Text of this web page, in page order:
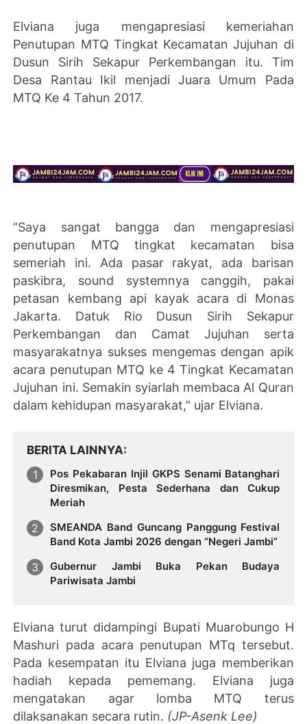
Elviana juga mengapresiasi kemeriahan
Penutupan MTQ Tingkat Kecamatan Jujuhan di
Dusun Sirih Sekapur Perkembangan itu. Tim
Desa Rantau Ikil menjadi Juara Umum Pada
MTQ Ke 4 Tahun 2017.
“Saya sangat bangga dan mengapresiasi
penutupan MTQ tingkat kecamatan bisa
semeriah ini. Ada pasar rakyat, ada barisan
paskibra, sound systemnya canggih, pakai
petasan kembang api kayak acara di Monas
Jakarta. Datuk Rio Dusun Sirih Sekapur
Perkembangan dan Camat Jujuhan serta
masyarakatnya sukses mengemas dengan apik
acara penutupan MTQ ke 4 Tingkat Kecamatan
Jujuhan ini. Semakin syiarlah membaca Al Quran
dalam kehidupan masyarakat,” ujar Elviana.
BERITA LAINNYA
Pos Pekabaran Injil GKPS Senami Batanghari
Diresmikan, Pesta Sederhana dan Cukup
Meriah
SMEANDA Band Guncang Panggung Festival
Band Kota Jambi 2026 dengan “Negeri Jambi”
Gubernur Jambi Buka Pekan Budaya
Pariwisata Jambi
Elviana turut didampingi Bupati Muarobungo H
Mashuri pada acara penutupan MTq tersebut.
Pada kesempatan itu Elviana juga memberikan
hadiah kepada pememang. Elviana juga
mengatakan agar lomba MTQ terus
dilaksanakan secara rutin. (JP-Asenk Lee)